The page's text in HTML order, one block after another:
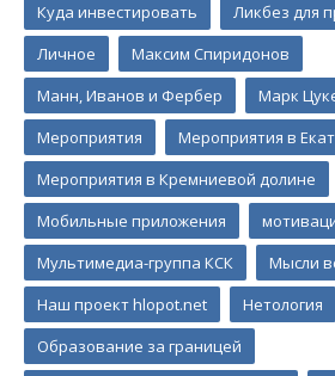
Куда инвестировать
Ликбез для
Личное
Максим Спиридонов
Манн, Иванов и Фербер
Марк
Мероприятия
Мероприятия в
Мероприятия в Кремниевой долине
Мобильные приложения
Мультимедиа-группа КСК
Мысли
Наш проект hlopot.net
Нетология
Образование за границей